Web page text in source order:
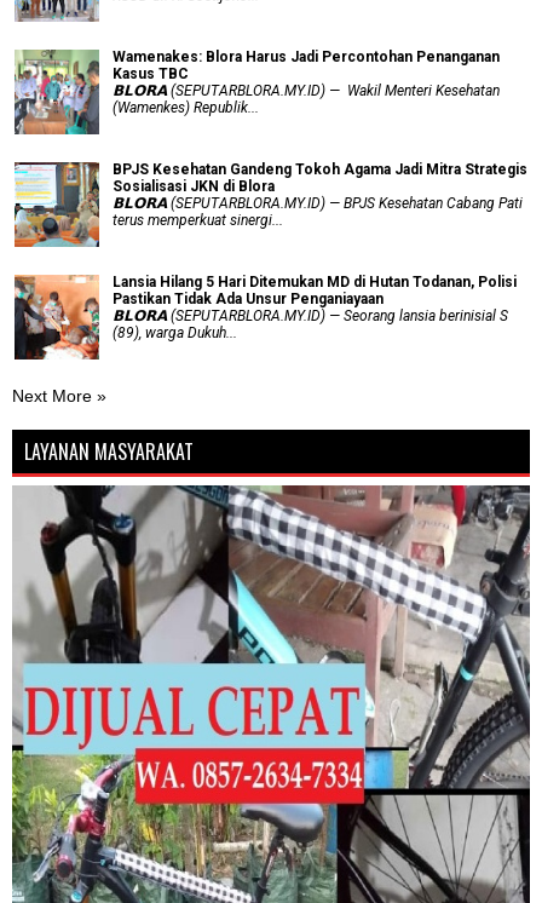
Wamenakes: Blora Harus Jadi Percontohan Penanganan
Kasus TBC
𝗕𝗟𝗢𝗥𝗔 (SEPUTARBLORA.MY.ID) — Wakil Menteri Kesehatan
(Wamenkes) Republik...
BPJS Kesehatan Gandeng Tokoh Agama Jadi Mitra Strategis
Sosialisasi JKN di Blora
𝗕𝗟𝗢𝗥𝗔 (SEPUTARBLORA.MY.ID) — BPJS Kesehatan Cabang Pati
terus memperkuat sinergi...
Lansia Hilang 5 Hari Ditemukan MD di Hutan Todanan, Polisi
Pastikan Tidak Ada Unsur Penganiayaan
𝗕𝗟𝗢𝗥𝗔 (SEPUTARBLORA.MY.ID) — Seorang lansia berinisial S
(89), warga Dukuh...
Next More »
LAYANAN MASYARAKAT